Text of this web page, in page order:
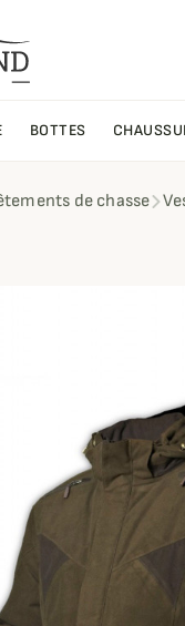
BOTTES
de chasse